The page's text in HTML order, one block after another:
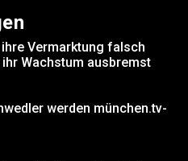
Vermarktung falsch
Wachstum ausbremst
werden münchen.tv-